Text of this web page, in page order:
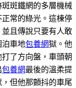
斑鐵網的多層機械
常的綠光。這棟停
且傳說只要有人敢
車地包養網獄。他
了方向盤，車頭朝
包養網最後的溫柔提
但他那顫抖的車尾